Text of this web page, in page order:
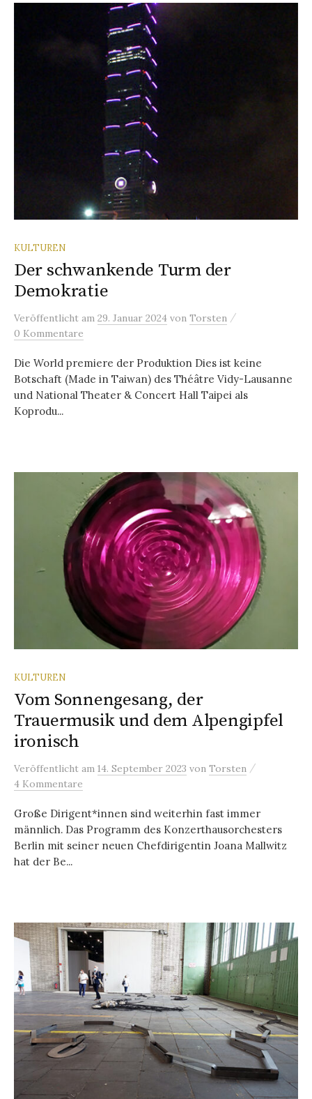
KULTUREN
Der schwankende Turm der
Demokratie
Veröffentlicht am 29. Januar 2024 von Torsten /
0 Kommentare
Die World premiere der Produktion Dies ist keine
Botschaft (Made in Taiwan) des Théâtre Vidy-Lausanne
und National Theater & Concert Hall Taipei als
Koprodu...
KULTUREN
Vom Sonnengesang, der
Trauermusik und dem Alpengipfel
ironisch
Veröffentlicht am 14. September 2023 von Torsten /
4 Kommentare
Große Dirigent*innen sind weiterhin fast immer
männlich. Das Programm des Konzerthausorchesters
Berlin mit seiner neuen Chefdirigentin Joana Mallwitz
hat der Be...